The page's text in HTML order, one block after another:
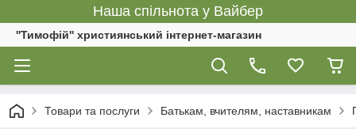
Наша спільнота у Вайбер
''Тимофій'' християнський інтернет-магазин
Товари та послуги Батькам, вчителям, наставникам